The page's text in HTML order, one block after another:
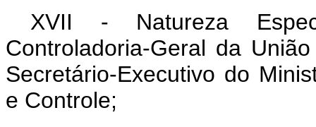
XVII - Natureza
Controladoria-Geral da
Secretário-Executivo do
e Controle;